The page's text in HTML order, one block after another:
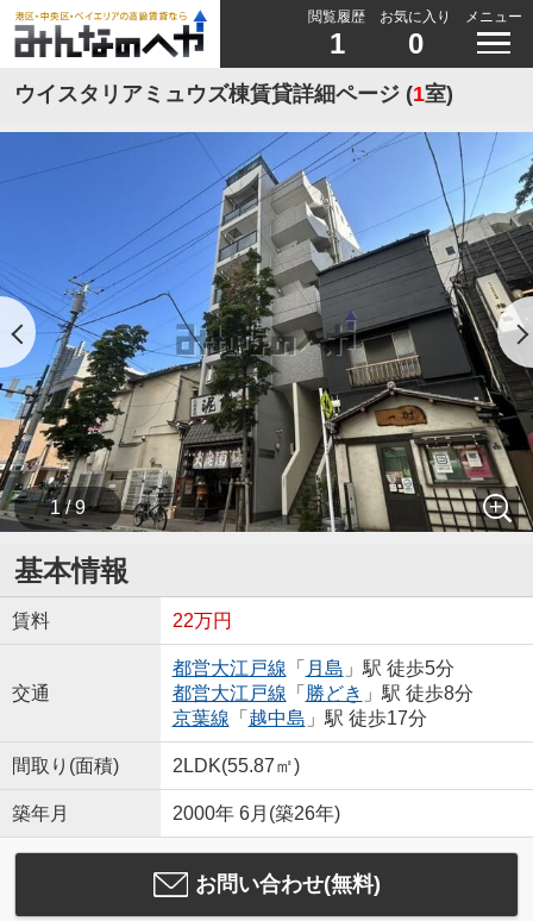
閲覧履歴
1
お気に入り
0
メニュー
ウイスタリアミュウズ棟賃貸詳細ページ (1室)
1 / 9
基本情報
賃料 22万円
交通
都営大江戸線 「 月島 」駅 徒歩5分
都営大江戸線 「 勝どき 」駅 徒歩8分
京葉線 「 越中島 」駅 徒歩17分
間取り(面積) 2LDK(55.87㎡)
築年月 2000年 6月(築26年)
お問い合わせ(無料)